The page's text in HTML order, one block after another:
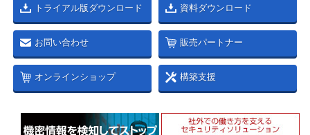
トライアル版ダウンロード 資料ダウンロード
お問い合わせ 販売パートナー
オンラインショップ 構築支援